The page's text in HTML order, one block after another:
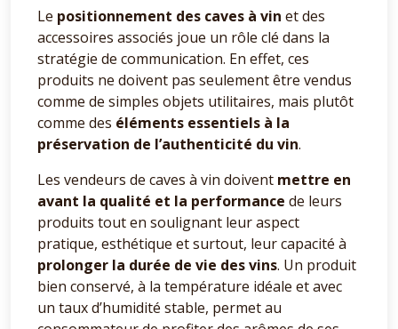
Le positionnement des caves à vin et des
accessoires associés joue un rôle clé dans la
stratégie de communication. En effet, ces
produits ne doivent pas seulement être vendus
comme de simples objets utilitaires, mais plutôt
comme des éléments essentiels à la
préservation de l’authenticité du vin.
Les vendeurs de caves à vin doivent mettre en
avant la qualité et la performance de leurs
produits tout en soulignant leur aspect
pratique, esthétique et surtout, leur capacité à
prolonger la durée de vie des vins. Un produit
bien conservé, à la température idéale et avec
un taux d’humidité stable, permet au